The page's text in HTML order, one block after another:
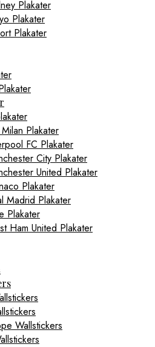
Plakater
Plakater
Plakater
Plakater
FC Plakater
City Plakater
United Plakater
Plakater
Madrid Plakater
Plakater
Ham United Plakater
Wallstickers